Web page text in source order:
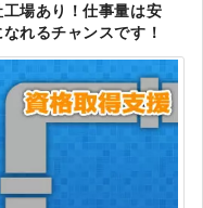
場あり！仕事量は安
れるチャンスです！